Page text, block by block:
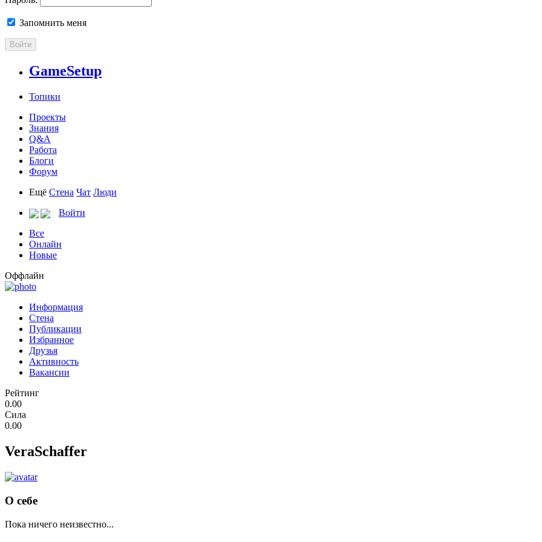
Запомнить меня
Войти
GameSetup
Топики
Проекты
Знания
Q&A
Работа
Блоги
Форум
Ещё Стена Чат Люди
Войти
Все
Онлайн
Новые
Оффлайн
Информация
Стена
Публикации
Избранное
Друзья
Активность
Вакансии
Рейтинг
0.00
Сила
0.00
VeraSchaffer
О себе
Пока ничего неизвестно...